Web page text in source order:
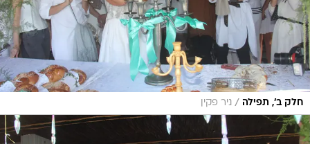
חלק ב', תפילה / ניר פקין